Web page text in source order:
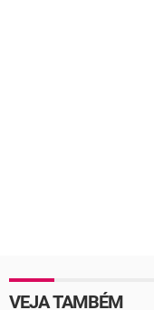
VEJA TAMBÉM